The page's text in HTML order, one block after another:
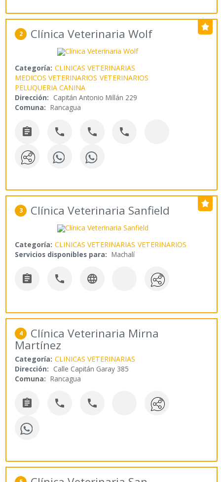
2 Clínica Veterinaria Wolf
Categoría: CLINICAS VETERINARIAS
MEDICOS VETERINARIOS VETERINARIOS
PELUQUERIA CANINA
Dirección: Capitán Antonio Millán 229
Comuna: Rancagua
   
3 Clínica Veterinaria Sanfield
Categoría: CLINICAS VETERINARIAS VETERINARIOS
Servicios disponibles para: Machalí
  
4 Clínica Veterinaria Mirna
Martínez
Categoría: CLINICAS VETERINARIAS
Dirección: Calle Capitán Garay 385
Comuna: Rancagua
  